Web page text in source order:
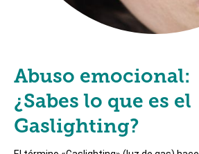
Abuso emocional:
¿Sabes lo que es el
Gaslighting?